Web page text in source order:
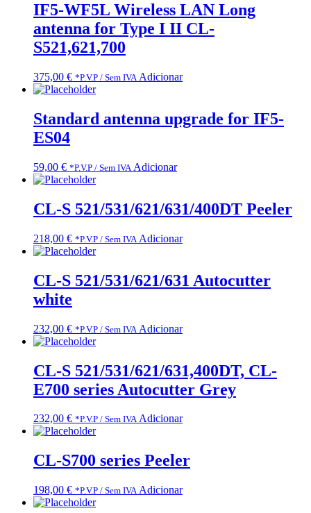
IF5-WF5L Wireless LAN Long
antenna for Type I II CL-
S521,621,700
375,00 € *P.V.P / Sem IVA Adicionar
Standard antenna upgrade for IF5-
ES04
59,00 € *P.V.P / Sem IVA Adicionar
CL-S 521/531/621/631/400DT Peeler
218,00 € *P.V.P / Sem IVA Adicionar
CL-S 521/531/621/631 Autocutter
white
232,00 € *P.V.P / Sem IVA Adicionar
CL-S 521/531/621/631,400DT, CL-
E700 series Autocutter Grey
232,00 € *P.V.P / Sem IVA Adicionar
CL-S700 series Peeler
198,00 € *P.V.P / Sem IVA Adicionar